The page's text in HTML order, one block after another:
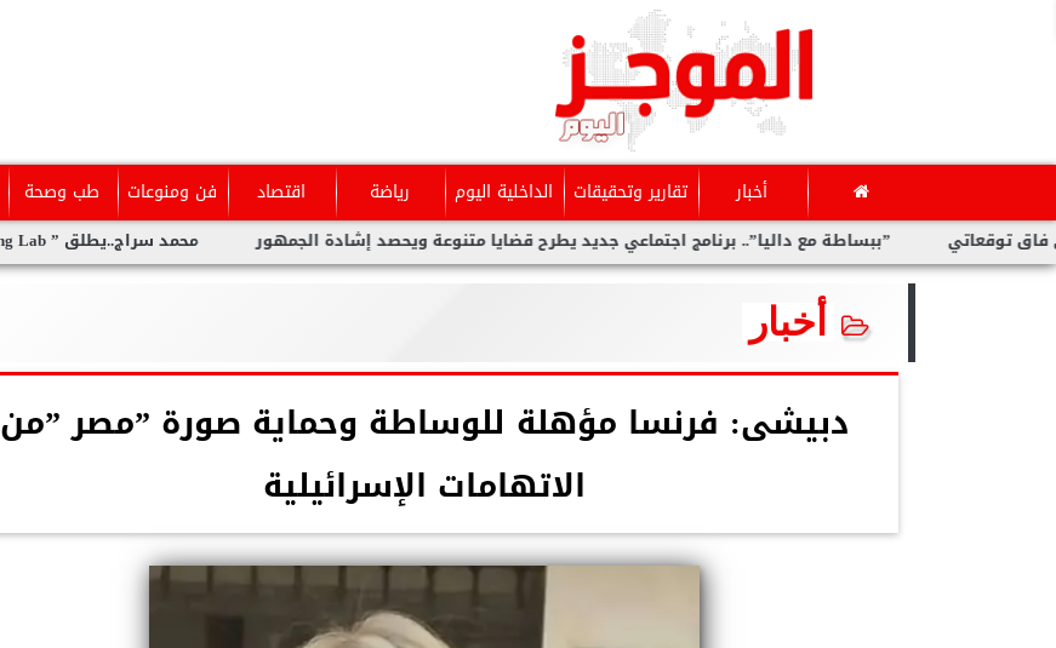
أخبار تقارير وتحقيقات الداخلية اليوم رياضة اقتصاد فن ومنوعات طب وصحة
محمد سراج..يطلق ” The Acting Lab ” معمل متكامل لفنون الأداء من بوابة التمثيل ”ببساطة مع داليا”.. برنامج اجتماعي جديد يطرح قضايا متنوعة ويحصد إشادة الجمهور
أخبار
دبيشى: فرنسا مؤهلة للوساطة وحماية صورة ”مصر ”من
الاتهامات الإسرائيلية